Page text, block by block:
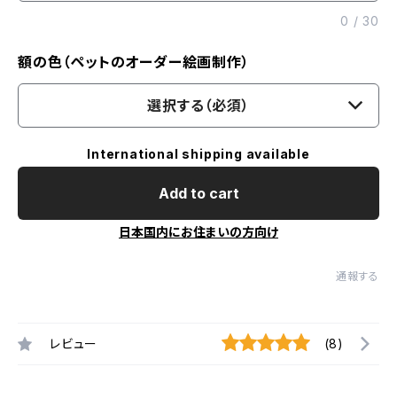
0 /30
額の色（ペットのオーダー絵画制作）
選択する（必須）
International shipping available
Add to cart
日本国内にお住まいの方向け
通報する
レビュー (8)